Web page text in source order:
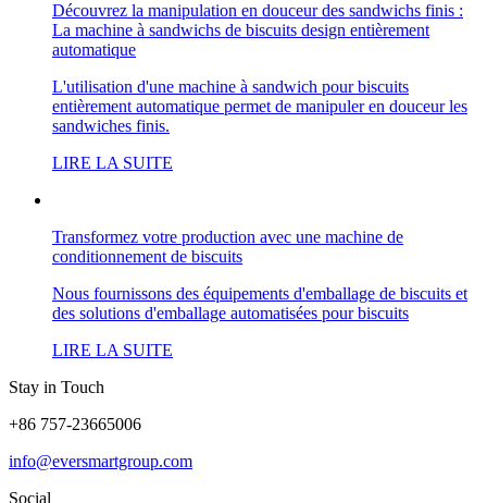
Découvrez la manipulation en douceur des sandwichs finis :
La machine à sandwichs de biscuits design entièrement
automatique
L'utilisation d'une machine à sandwich pour biscuits
entièrement automatique permet de manipuler en douceur les
sandwiches finis.
LIRE LA SUITE
Transformez votre production avec une machine de
conditionnement de biscuits
Nous fournissons des équipements d'emballage de biscuits et
des solutions d'emballage automatisées pour biscuits
LIRE LA SUITE
Stay in Touch
+86 757-23665006
info@eversmartgroup.com
Social